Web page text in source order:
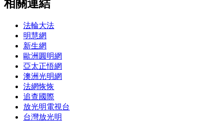
相關連結
法輪大法
明慧網
新生網
歐洲圓明網
亞太正悟網
澳洲光明網
法網恢恢
追查國際
放光明電視台
台灣放光明